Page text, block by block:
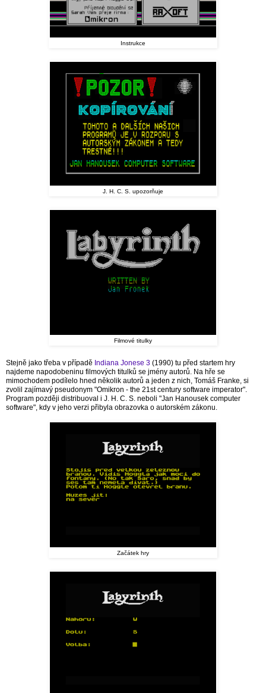
Instrukce
J. H. C. S. upozorňuje
Filmové titulky
Stejně jako třeba v případě Indiana Jonese 3 (1990) tu před startem hry
najdeme napodobeninu filmových titulků se jmény autorů. Na hře se
mimochodem podílelo hned několik autorů a jeden z nich, Tomáš Franke, si
zvolil zajímavý pseudonym "Omikron - the 21st century software imperator".
Program později distribuoval i J. H. C. S. neboli "Jan Hanousek computer
software", kdy v jeho verzi přibyla obrazovka o autorském zákonu.
Začátek hry